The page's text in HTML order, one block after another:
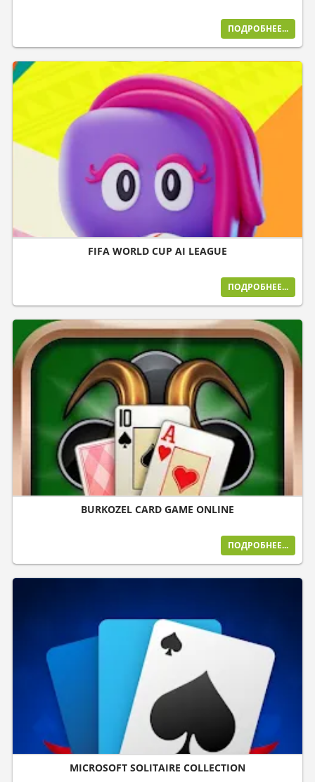
ПОДРОБНЕЕ...
FIFA WORLD CUP AI LEAGUE
ПОДРОБНЕЕ...
BURKOZEL CARD GAME ONLINE
ПОДРОБНЕЕ...
MICROSOFT SOLITAIRE COLLECTION